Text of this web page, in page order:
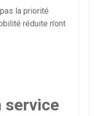
la priorité
réduite n’ont
service